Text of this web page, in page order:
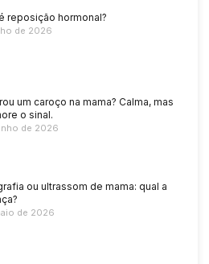
reposição hormonal?
de 2026
um caroço na mama? Calma, mas
o sinal.
de 2026
ou ultrassom de mama: qual a
de 2026